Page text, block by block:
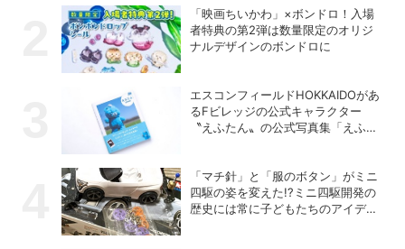
「映画ちいかわ」×ボンドロ！入場
者特典の第2弾は数量限定のオリジ
ナルデザインのボンドロに
エスコンフィールドHOKKAIDOがあ
るFビレッジの公式キャラクター
〝えふたん〟の公式写真集「えふた
「マチ針」と「服のボタン」がミニ
四駆の姿を変えた!?ミニ四駆開発の
歴史には常に子どもたちのアイデア